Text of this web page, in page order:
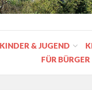
KINDER & JUGEND
FÜR BÜRGER